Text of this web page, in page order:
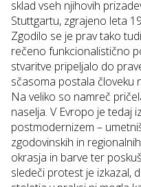
sklad vseh njihovih
Stuttgartu, zgrajeno leta
Zgodilo se je prav tako
rečeno funkcionalistično
stvaritve pripeljalo do
sčasoma postala človeku
Na veliko so namreč
naselja. V Evropo je tedaj
postmodernizem –
zgodovinskih in
okrasja in barve ter
sledeči protest je izkazal,